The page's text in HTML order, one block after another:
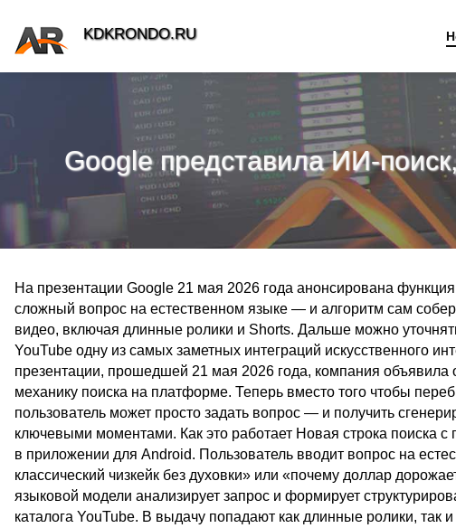
Google представила ИИ-
На презентации Google 21 мая 2026 года анонсирована
сложный вопрос на естественном языке — и алгоритм сам
видео, включая длинные ролики и Shorts. Дальше можно
YouTube одну из самых заметных интеграций искусственного
презентации, прошедшей 21 мая 2026 года, компания объявила
механику поиска на платформе. Теперь вместо того чтобы
пользователь может просто задать вопрос — и получить
ключевыми моментами. Как это работает Новая строка поиска
в приложении для Android. Пользователь вводит вопрос на
классический чизкейк без духовки» или «почему доллар
языковой модели анализирует запрос и формирует
каталога YouTube. В выдачу попадают как длинные ролики, так
KDKRONDO.RU